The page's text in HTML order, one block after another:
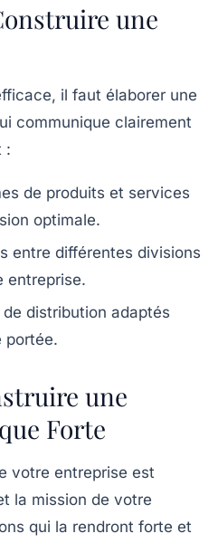
une
il faut élaborer une
communique clairement
:
de produits et services
optimale.
entre différentes divisions
entreprise.
distribution adaptés
portée.
une
Forte
votre entreprise est
la mission de votre
qui la rendront forte et